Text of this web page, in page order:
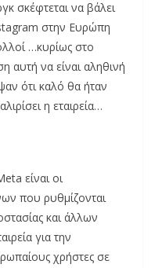
σκέφτεται να βάλει
στην Ευρώπη
…κυρίως στο
αυτή να είναι αληθινή
ότι καλό θα ήταν
η εταιρεία…
είναι οι
που ρυθμίζονται
και άλλων
για την
χρήστες σε